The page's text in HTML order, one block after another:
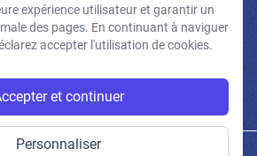
e-mails et confirme avoir pris connaissance de
de confidentialité et mentions légales.
expérience utilisateur et garantir un
des pages. En continuant à naviguer
accepter l'utilisation de cookies.
et continuer
Personnaliser